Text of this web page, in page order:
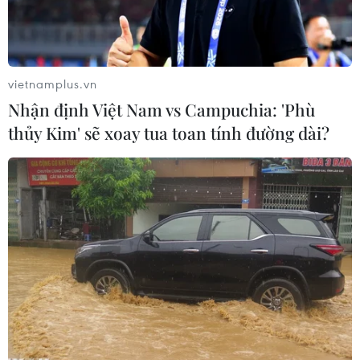
"Quẫn" do đạo diễn Trần Lực dàn dựng từng giành Huy chương
Bạc tại Liên hoan Sân khấu Thủ đô 2016. (Ảnh: Nghệ sỹ cung
“Quẫn”- vở kịch kinh điển trong thập niên 60
của thế kỷ trước sẽ tái ngộ khán giả Thủ đô vào
vietnamplus.vn
Nhận định Việt Nam vs Campuchia: 'Phù
thủy Kim' sẽ xoay tua toan tính đường dài?